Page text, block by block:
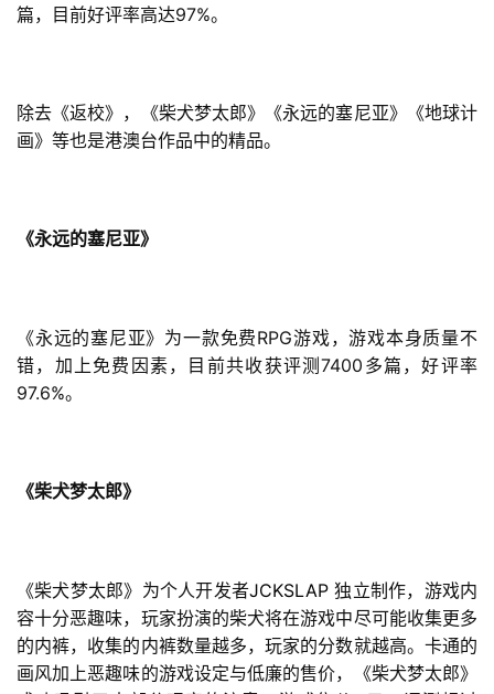
接
海
中
国
)
篇，目前好评率高达97%。
除去《返校》，《柴犬梦太郎》《永远的塞尼亚》《地球计
画》等也是港澳台作品中的精品。
《永远的塞尼亚》
《永远的塞尼亚》为一款免费RPG游戏，游戏本身质量不
错，加上免费因素，目前共收获评测7400 多篇，好评率
97.6%。
《柴犬梦太郎》
《柴犬梦太郎》为个人开发者JCKSLAP 独立制作，游戏内
容十分恶趣味，玩家扮演的柴犬将在游戏中尽可能收集更多
的内裤，收集的内裤数量越多，玩家的分数就越高。卡通的
画风加上恶趣味的游戏设定与低廉的售价，《柴犬梦太郎》